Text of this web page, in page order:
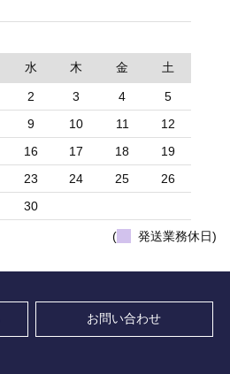
水 木 金 土
2 3 4
5
9 10 11
12
16 17 18
19
23 24 25
26
30
( 発送業務休日)
お問い合わせ